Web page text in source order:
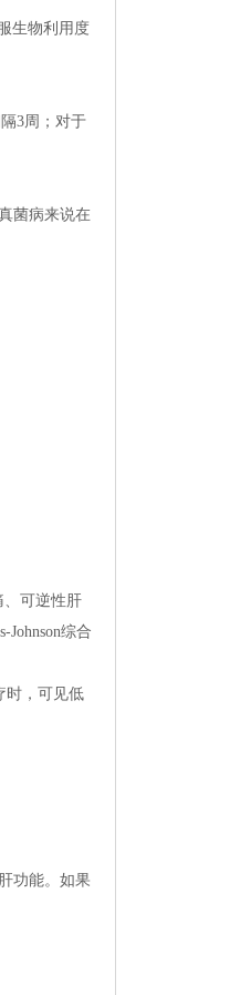
生物利用度
3周；对于
菌病来说在
、可逆性肝
综合
时，可见低
功能。如果